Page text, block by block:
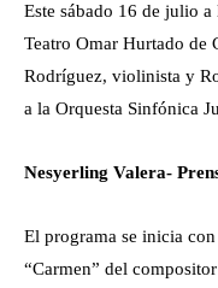
Este sábado 16 de julio a
Teatro Omar Hurtado de
Rodríguez, violinista y
a la Orquesta Sinfónica
Nesyerling Valera-
El programa se inicia
“Carmen” del